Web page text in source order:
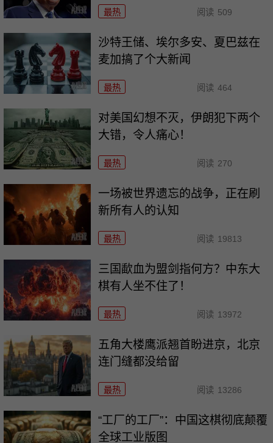
最热 阅读 509
沙特王储、埃尔多安、夏巴兹在
麦加搞了个大新闻
最热 阅读 464
对美国幻想不灭，伊朗犯下两个
大错，令人痛心！
最热 阅读 270
一场被世界遗忘的战争，正在刷
新所有人的认知
最热 阅读 19813
三国歃血为盟剑指何方？中东大
棋有人坐不住了！
最热 阅读 13972
五角大楼鹰派翘首盼进京，北京
连门缝都没给留
最热 阅读 13286
“工厂的工厂”：中国这棋彻底颠覆
全球工业版图